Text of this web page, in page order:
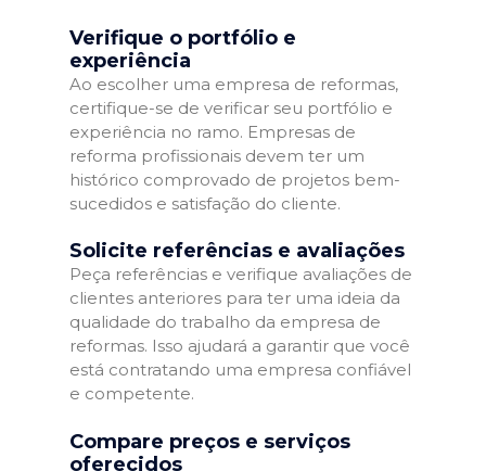
Verifique o portfólio e
experiência
Ao escolher uma empresa de reformas,
certifique-se de verificar seu portfólio e
experiência no ramo. Empresas de
reforma profissionais devem ter um
histórico comprovado de projetos bem-
sucedidos e satisfação do cliente.
Solicite referências e avaliações
Peça referências e verifique avaliações de
clientes anteriores para ter uma ideia da
qualidade do trabalho da empresa de
reformas. Isso ajudará a garantir que você
está contratando uma empresa confiável
e competente.
Compare preços e serviços
oferecidos